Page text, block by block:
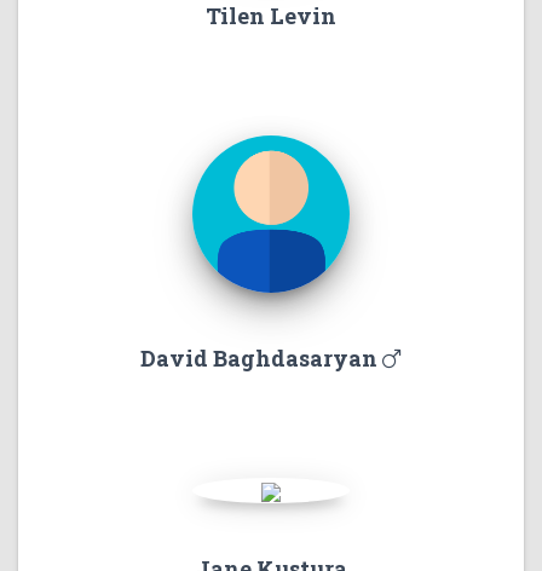
Tilen Levin
David Baghdasaryan